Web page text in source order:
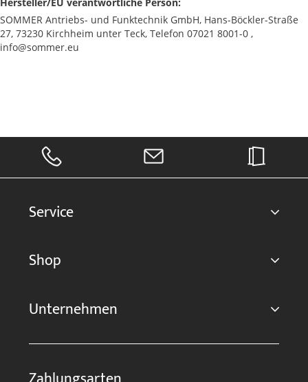
SOMMER Antriebs- und Funktechnik GmbH, Hans-Böckler-Straße
27, 73230 Kirchheim unter Teck, Telefon 07021 8001-0 ,
info@sommer.eu
Service
Shop
Unternehmen